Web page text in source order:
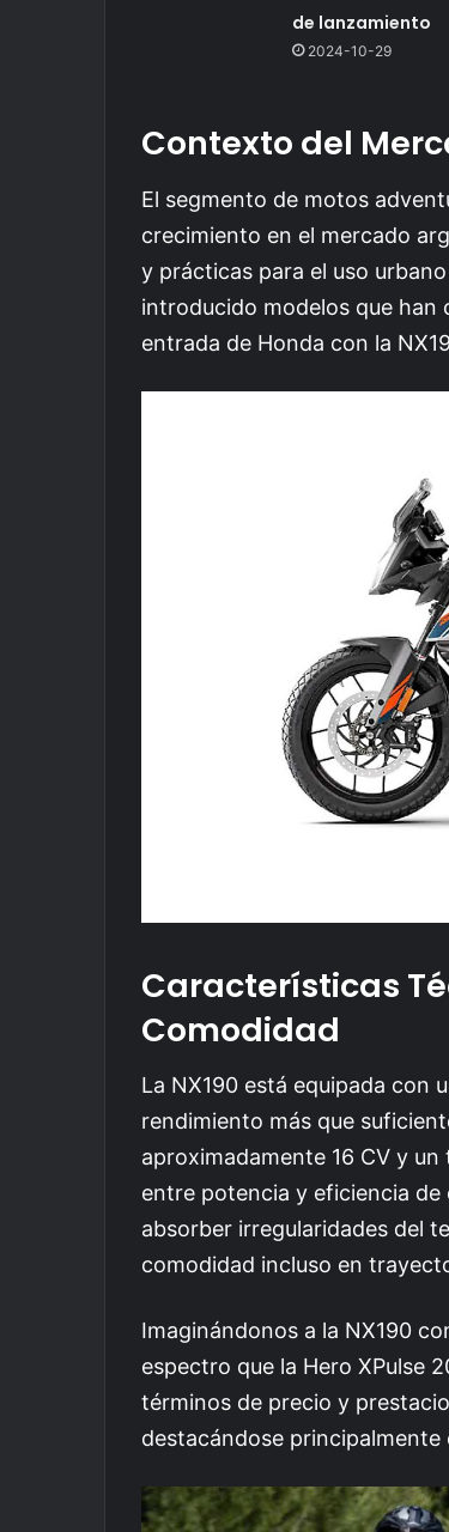
de lanzamiento
2024-10-29
Contexto del
El segmento de motos
crecimiento en el mercado
y prácticas para el uso
introducido modelos que han
entrada de Honda con la
Características
Comodidad
La NX190 está equipada con
rendimiento más que
aproximadamente 16 CV y
entre potencia y eficiencia de
absorber irregularidades del
comodidad incluso en
Imaginándonos a la NX190
espectro que la Hero XPulse
términos de precio y
destacándose